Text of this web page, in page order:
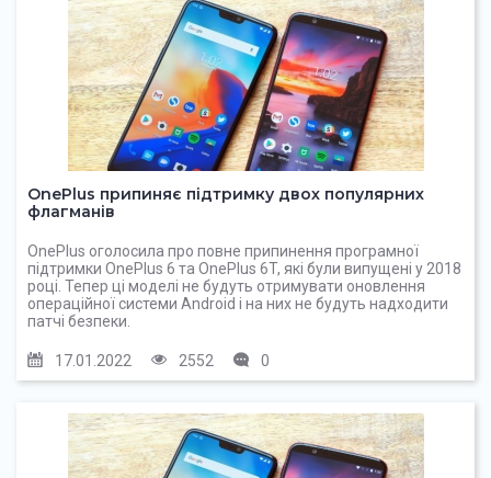
OnePlus припиняє підтримку двох популярних
флагманів
OnePlus оголосила про повне припинення програмної
підтримки OnePlus 6 та OnePlus 6T, які були випущені у 2018
році. Тепер ці моделі не будуть отримувати оновлення
операційної системи Android і на них не будуть надходити
патчі безпеки.
17.01.2022 2552 0